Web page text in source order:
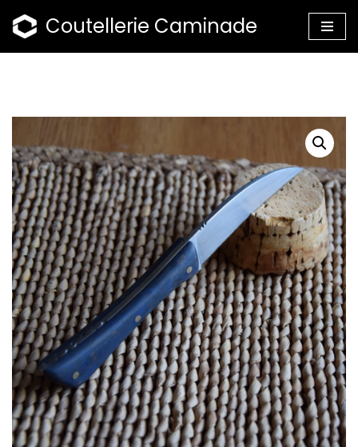
Aller
Coutellerie Caminade